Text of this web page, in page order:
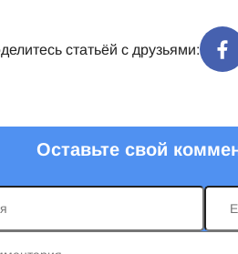
статьёй с друзьями:
Оставьте свой